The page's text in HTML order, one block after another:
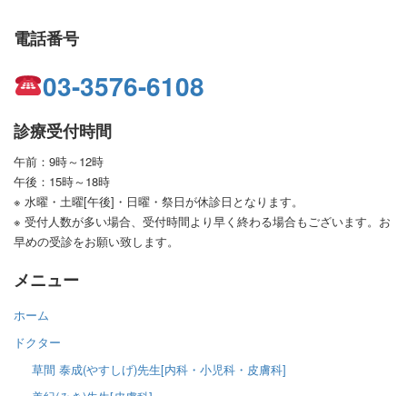
電話番号
03-3576-6108
診療受付時間
午前：9時～12時
午後：15時～18時
※ 水曜・土曜[午後]・日曜・祭日が休診日となります。
※ 受付人数が多い場合、受付時間より早く終わる場合もございます。お
早めの受診をお願い致します。
メニュー
ホーム
ドクター
草間 泰成(やすしげ)先生[内科・小児科・皮膚科]